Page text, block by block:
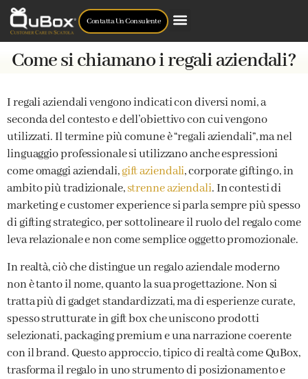
Contatta Un Consulente
Come si chiamano i regali aziendali?
I regali aziendali vengono indicati con diversi nomi, a
seconda del contesto e dell’obiettivo con cui vengono
utilizzati. Il termine più comune è “regali aziendali”, ma nel
linguaggio professionale si utilizzano anche espressioni
come omaggi aziendali,gift aziendali, corporate gifting o, in
ambito più tradizionale,strenne aziendali. In contesti di
marketing e customer experience si parla sempre più spesso
di gifting strategico, per sottolineare il ruolo del regalo come
leva relazionale e non come semplice oggetto promozionale.
In realtà, ciò che distingue un regalo aziendale moderno
non è tanto il nome, quanto la sua progettazione. Non si
tratta più di gadget standardizzati, ma di esperienze curate,
spesso strutturate in gift box che uniscono prodotti
selezionati, packaging premium e una narrazione coerente
con il brand. Questo approccio, tipico di realtà come QuBox,
trasforma il regalo in uno strumento di posizionamento e